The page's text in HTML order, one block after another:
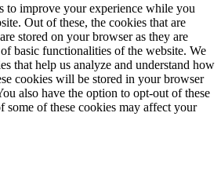
to improve your experience while you
Out of these, the cookies that are
stored on your browser as they are
basic functionalities of the website. We
that help us analyze and understand how
cookies will be stored in your browser
also have the option to opt-out of these
some of these cookies may affect your